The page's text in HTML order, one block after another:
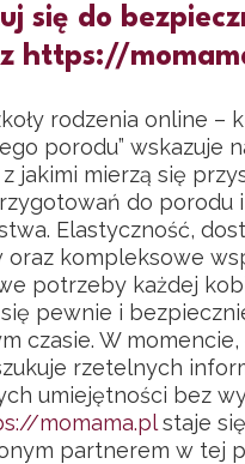
się do
https://
rodzenia online –
porodu” wskazuje
jakimi mierzą się
do porodu i
Elastyczność,
oraz kompleksowe
potrzeby każdej
pewnie i
czasie. W
rzetelnych
umiejętności bez
momama.plstaje się
partnerem w tej